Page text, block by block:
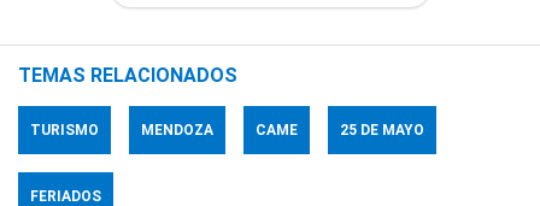
TEMAS RELACIONADOS
TURISMO MENDOZA CAME 25 DE MAYO
FERIADOS